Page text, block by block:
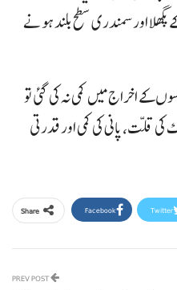
اور سمندری سطح بلند ہونے
کے اخراج میں کمی نہ کی گئی تو
کی قلت، پانی کی کمی اور قدرتی
Share Facebook Twitter